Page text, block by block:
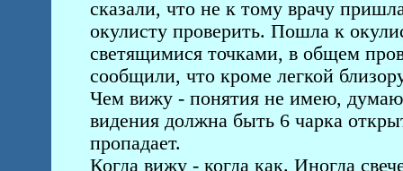
сказали, что не к тому врачу
окулисту проверить. Пошла к
светящимися точками, в общем
сообщили, что кроме легкой
Чем вижу - понятия не имею,
видения должна быть 6 чарка
пропадает.
Когда вижу - когда как. Иногда